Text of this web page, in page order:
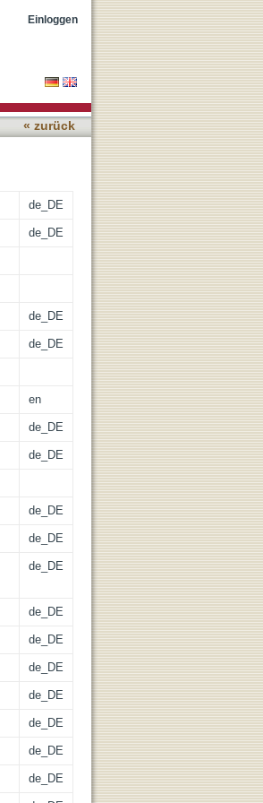
Einloggen
« zurück
de_DE
de_DE
de_DE
de_DE
en
de_DE
de_DE
de_DE
de_DE
de_DE
de_DE
de_DE
de_DE
de_DE
de_DE
de_DE
de_DE